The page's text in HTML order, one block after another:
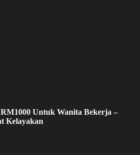
Untuk Wanita Bekerja –
Kelayakan